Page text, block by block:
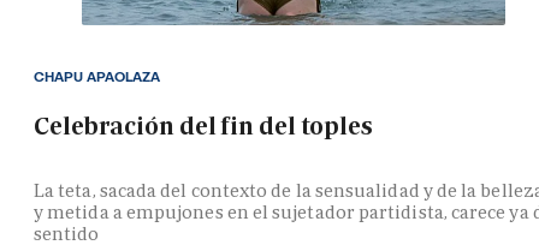
Celebración del fin del toples
La teta, sacada del contexto de la sensualidad y de la
y metida a empujones en el sujetador partidista, carece ya
sentido
CHAPU APAOLAZA